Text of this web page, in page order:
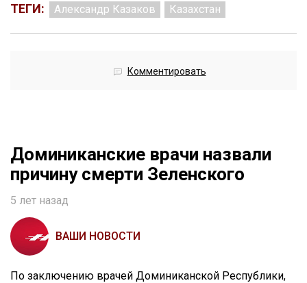
ТЕГИ: Александр Казаков Казахстан
Комментировать
Доминиканские врачи назвали
причину смерти Зеленского
5 лет назад
ВАШИ НОВОСТИ
По заключению врачей Доминиканской Республики,